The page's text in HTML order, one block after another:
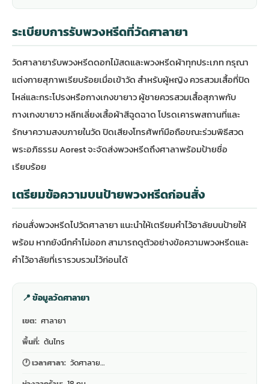
ระเบียบการรับพวงหรีดที่วัดศาลายา
วัดศาลายารับพวงหรีดดอกไม้สดและพวงหรีดผ้าทุกประเภท กรุณา
แต่งกายสุภาพเรียบร้อยเมื่อเข้าวัด สำหรับผู้หญิง ควรสวมเสื้อที่ปิด
ไหล่และกระโปรงหรือกางเกงขายาว ผู้ชายควรสวมเสื้อสุภาพกับ
กางเกงขายาว หลีกเลี่ยงเสื้อผ้าสีฉูดฉาด โปรดเคารพสถานที่และ
รักษาความสงบภายในวัด ปิดเสียงโทรศัพท์มือถือขณะร่วมพิธีสวด
พระอภิธรรม Aorest จะจัดส่งพวงหรีดถึงศาลาพร้อมป้ายชื่อ
เรียบร้อย
เตรียมข้อความบนป้ายพวงหรีดก่อนสั่ง
ก่อนสั่งพวงหรีดไปวัดศาลายา แนะนำให้เตรียมคำไว้อาลัยบนป้ายให้
พร้อม หากยังนึกคำไม่ออก สามารถดูตัวอย่างข้อความพวงหรีดและ
คำไว้อาลัยที่เรารวบรวมไว้ก่อนได้
📍 ข้อมูลวัดศาลายา
เขต: ศาลายา
พื้นที่: ต้นไทร
🕐 เวลาศาลา: วัดศาลาย…